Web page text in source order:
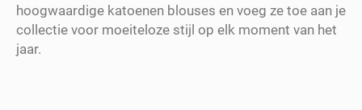
hoogwaardige katoenen blouses en voeg ze toe aan je
collectie voor moeiteloze stijl op elk moment van het
jaar.